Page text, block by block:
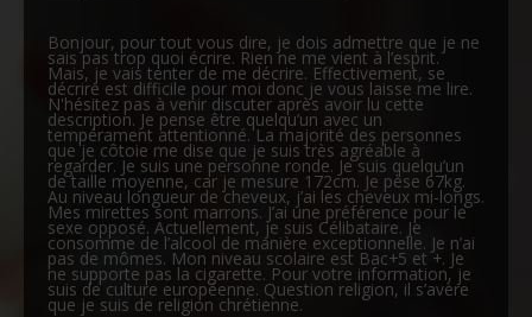
Bonjour, pour tout vous dire, je dois admettre que je ne
sais pas trop quoi écrire. Rien ne me vient à l’esprit.
Mais, je vais tenter de me décrire. Effectivement, se
décrire est difficile pour moi donc je vous laisse me lire.
N'hésitez pas à venir discuter après avoir lu cette
description. Je pense être quelqu’un avec un
tempérament attentionné. La majorité des personnes
que je côtoie me dise que je suis très agréable à
regarder. Je suis une personne ronde. Je suis quelqu’un
de taille moyenne, car je mesure 172cm. Je pèse 67kg.
Au niveau longueur de cheveux, j’ai les cheveux mi-longs.
Mes mirettes sont marrons. J’ai une préférence pour le
sexe opposé. Actuellement, je suis Célibataire. Je
consomme de l’alcool de manière exceptionnelle. Je n’ai
pas de mômes. Mon niveau scolaire est Bac+5 et +. Je
ne supporte pas la cigarette. Pour votre information, je
suis de culture européenne. Question religion, il s’avère
que je suis de religion chrétienne.